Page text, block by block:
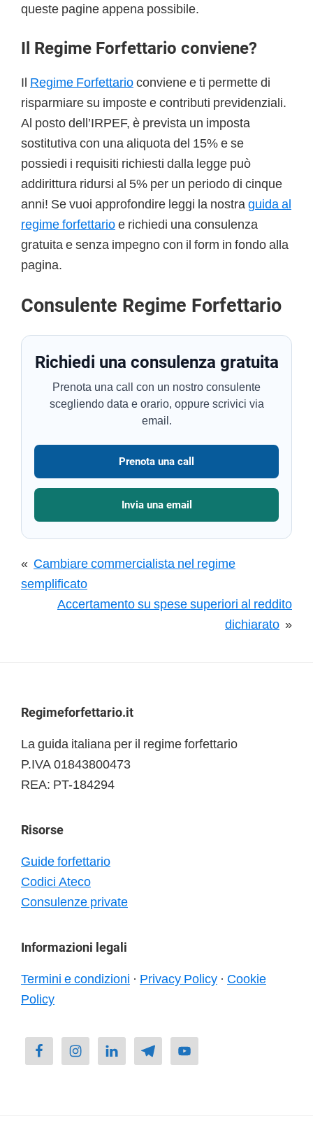
queste pagine appena possibile.
Il Regime Forfettario conviene?
Il Regime Forfettarioconviene e ti permette di
risparmiare su imposte e contributi previdenziali.
Al posto dell’IRPEF, è prevista un imposta
sostitutiva con una aliquota del 15% e se
possiedi i requisiti richiesti dalla legge può
addirittura ridursi al 5% per un periodo di cinque
anni! Se vuoi approfondire leggi la nostra guida al
regime forfettarioe richiedi una consulenza
gratuita e senza impegno con il form in fondo alla
pagina.
Consulente Regime Forfettario
Richiedi una consulenza gratuita
Prenota una call con un nostro consulente
scegliendo data e orario, oppure scrivici via
email.
Prenota una call
Invia una email
« Cambiare commercialista nel regime
semplificato
Accertamento su spese superiori al reddito
dichiarato »
Footer
Regimeforfettario.it
La guida italiana per il regime forfettario
P.IVA 01843800473
REA: PT-184294
Risorse
Guide forfettario
Codici Ateco
Consulenze private
Informazioni legali
Termini e condizioni · Privacy Policy · Cookie
Policy